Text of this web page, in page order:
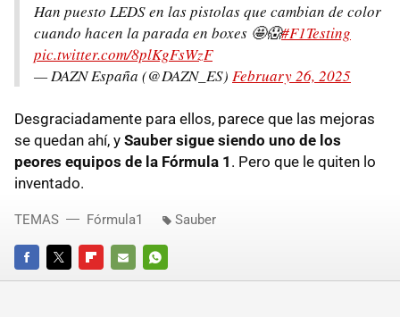
Han puesto LEDS en las pistolas que cambian de color
cuando hacen la parada en boxes 🤩😱#F1Testing
pic.twitter.com/8plKgFsWzF
— DAZN España (@DAZN_ES) February 26, 2025
Desgraciadamente para ellos, parece que las mejoras
se quedan ahí, y Sauber sigue siendo uno de los
peores equipos de la Fórmula 1 . Pero que le quiten lo
inventado.
FACEBOOKTWITTERFLIPBOARD
E-
WHATSAPP
TEMAS Fórmula1 Sauber